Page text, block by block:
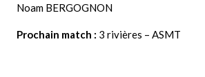
Noam BERGOGNON
Prochain match : 3 rivières – ASMT